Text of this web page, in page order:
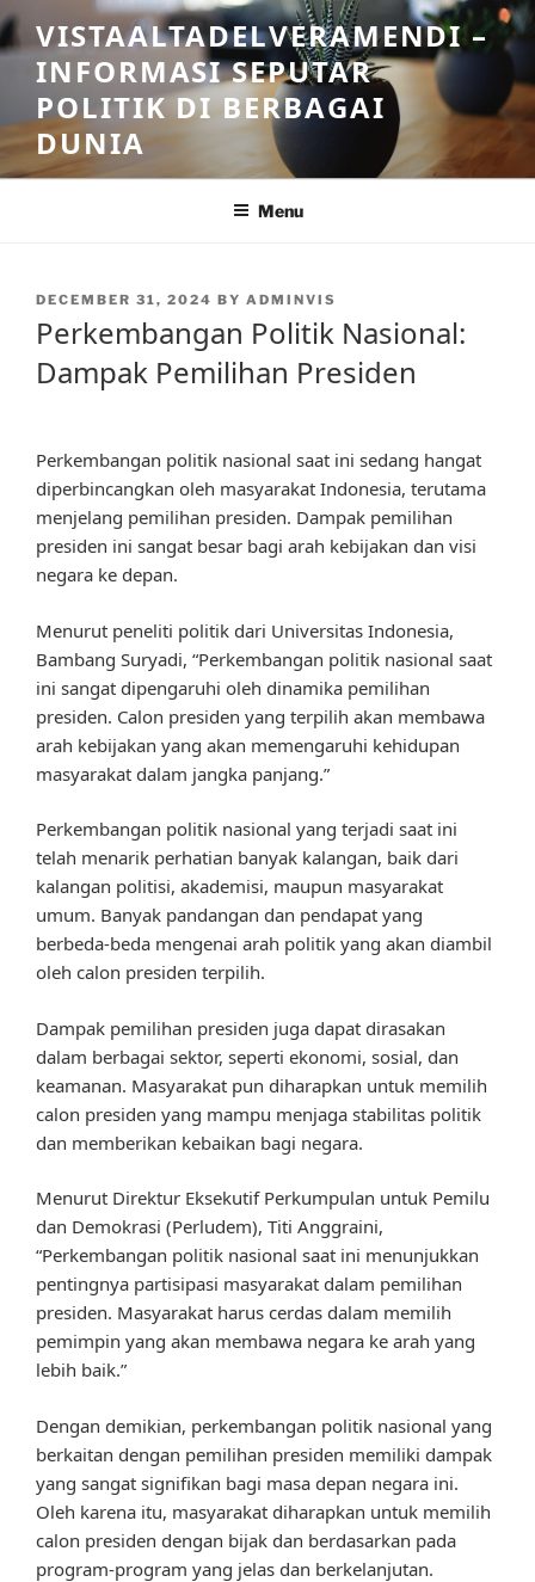
Skip
to
content
VISTAALTADELVERAMENDI –
INFORMASI SEPUTAR
POLITIK DI BERBAGAI
DUNIA
Menu
POSTED
DECEMBER 31, 2024 BY ADMINVIS
Perkembangan Politik Nasional:
Dampak Pemilihan Presiden
Perkembangan politik nasional saat ini sedang hangat
diperbincangkan oleh masyarakat Indonesia, terutama
menjelang pemilihan presiden. Dampak pemilihan
presiden ini sangat besar bagi arah kebijakan dan visi
negara ke depan.
Menurut peneliti politik dari Universitas Indonesia,
Bambang Suryadi, “Perkembangan politik nasional saat
ini sangat dipengaruhi oleh dinamika pemilihan
presiden. Calon presiden yang terpilih akan membawa
arah kebijakan yang akan memengaruhi kehidupan
masyarakat dalam jangka panjang.”
Perkembangan politik nasional yang terjadi saat ini
telah menarik perhatian banyak kalangan, baik dari
kalangan politisi, akademisi, maupun masyarakat
umum. Banyak pandangan dan pendapat yang
berbeda-beda mengenai arah politik yang akan diambil
oleh calon presiden terpilih.
Dampak pemilihan presiden juga dapat dirasakan
dalam berbagai sektor, seperti ekonomi, sosial, dan
keamanan. Masyarakat pun diharapkan untuk memilih
calon presiden yang mampu menjaga stabilitas politik
dan memberikan kebaikan bagi negara.
Menurut Direktur Eksekutif Perkumpulan untuk Pemilu
dan Demokrasi (Perludem), Titi Anggraini,
“Perkembangan politik nasional saat ini menunjukkan
pentingnya partisipasi masyarakat dalam pemilihan
presiden. Masyarakat harus cerdas dalam memilih
pemimpin yang akan membawa negara ke arah yang
lebih baik.”
Dengan demikian, perkembangan politik nasional yang
berkaitan dengan pemilihan presiden memiliki dampak
yang sangat signifikan bagi masa depan negara ini.
Oleh karena itu, masyarakat diharapkan untuk memilih
calon presiden dengan bijak dan berdasarkan pada
program-program yang jelas dan berkelanjutan.